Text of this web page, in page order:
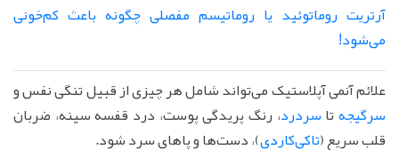
آرتریت روماتوئید یا روماتیسم مفصلی چگونه باعث کم‌خونی
می‌شود!
علائم آنمی آپلاستیک می‌تواند شامل هر چیزی از قبیل تنگی نفس و
سرگیجهتاسردرد، رنگ پریدگی پوست، درد قفسه سینه، ضربان
قلب سریع (تاکی‌کاردی)، دست‌ها و پاهای سرد شود.